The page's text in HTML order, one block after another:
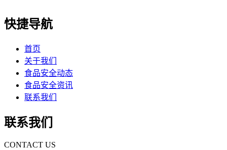
快捷导航
首页
关于我们
食品安全动态
食品安全资讯
联系我们
联系我们
CONTACT US